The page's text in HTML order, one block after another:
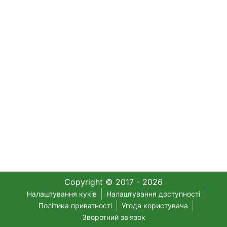
Copyright © 2017 - 2026
Налаштування куків
Налаштування доступності
Політика приватності
Угода користувача
Зворотний зв'язок